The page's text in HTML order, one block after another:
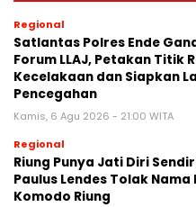
Regional
Satlantas Polres Ende
Forum LLAJ, Petakan Titik
Kecelakaan dan Siapkan
Pencegahan
Kamis, 6 Agu 2026 - 21:00 WITA
Regional
Riung Punya Jati Diri
Paulus Lendes Tolak
Komodo Riung